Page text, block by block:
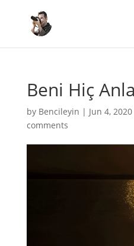
Beni Hiç
by Bencileyin | Jun 4, 2020
comments